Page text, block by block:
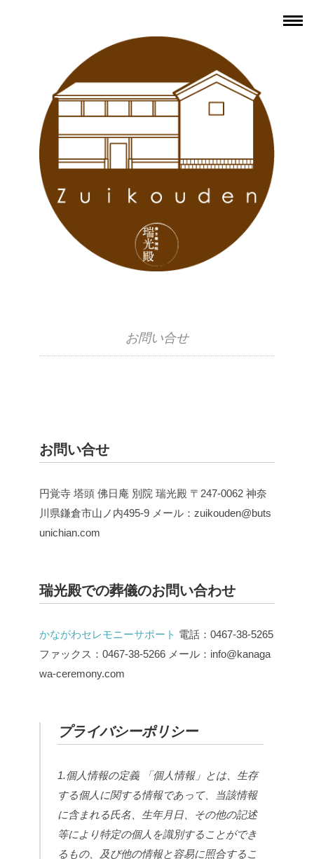
お問い合せ
お問い合せ
円覚寺 塔頭 佛日庵 別院 瑞光殿 〒247-0062 神奈
川県鎌倉市山ノ内495-9 メール：zuikouden@buts
unichian.com
瑞光殿での葬儀のお問い合わせ
かながわセレモニーサポート 電話：0467-38-5265
ファックス：0467-38-5266 メール：info@kanaga
wa-ceremony.com
プライバシーポリシー
1.個人情報の定義「個人情報」とは、生存
する個人に関する情報であって、当該情報
に含まれる氏名、生年月日、その他の記述
等により特定の個人を識別することができ
るもの、及び他の情報と容易に照合するこ